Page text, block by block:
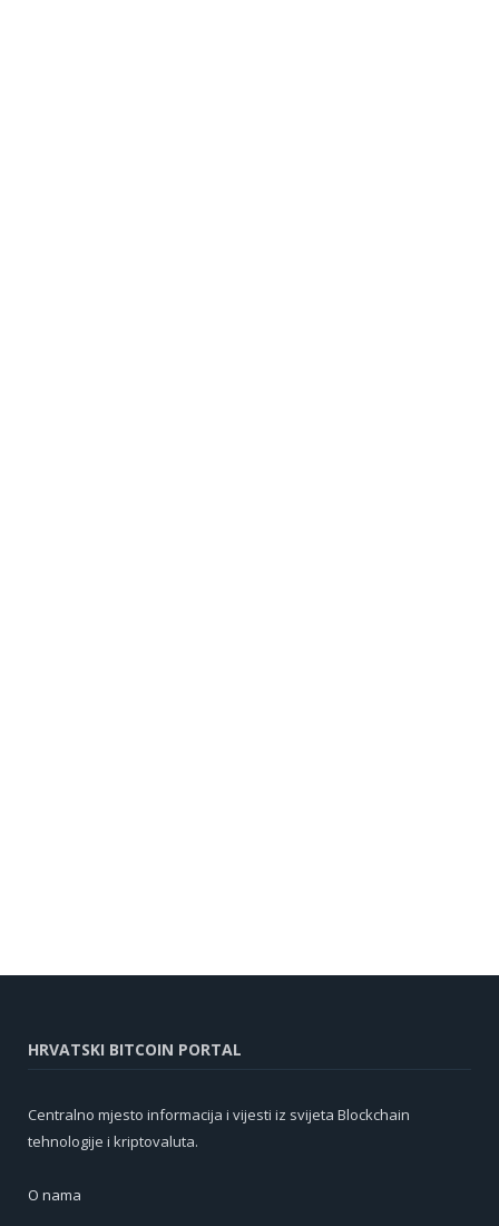
HRVATSKI BITCOIN PORTAL
Centralno mjesto informacija i vijesti iz svijeta Blockchain
tehnologije i kriptovaluta.
O nama